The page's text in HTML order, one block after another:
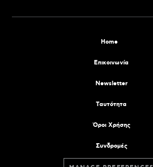
Home
Επικοινωνία
Newsletter
Tαυτότητα
Όροι Χρήσης
Συνδρομές